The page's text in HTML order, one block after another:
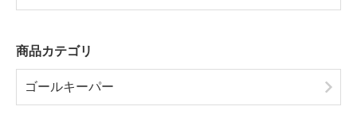
商品カテゴリ
ゴールキーパー